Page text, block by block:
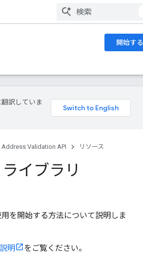
開始する
訳していま
Address Validation API リソース
イブラリ
を開始する方法について説明しま
明 をご覧ください。